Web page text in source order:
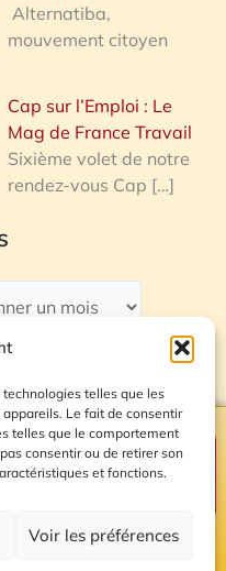
telles que les
Le fait de consentir
telles que le comportement
consentir ou de retirer son
et fonctions.
Voir les préférences
Alternatiba,
mouvement citoyen
Cap sur l’Emploi : Le
Mag de France Travail
Sixième volet de notre
rendez-vous Cap […]